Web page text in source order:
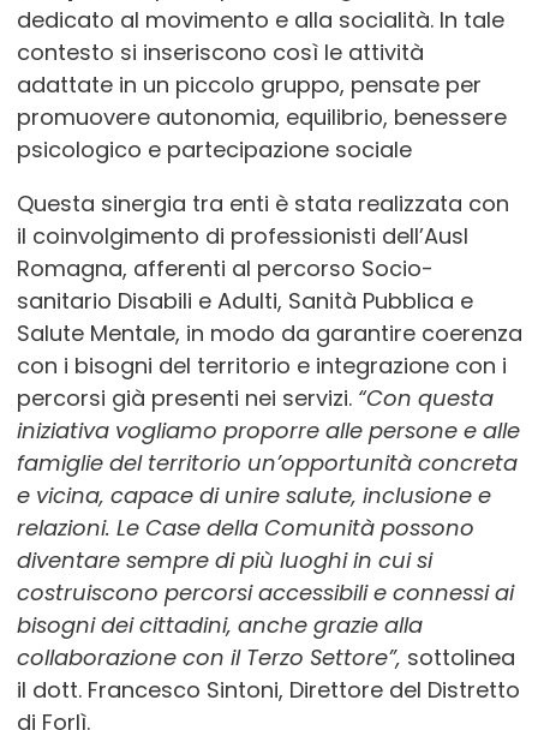
dedicato al movimento e alla socialità. In tale
contesto si inseriscono così le attività
adattate in un piccolo gruppo, pensate per
promuovere autonomia, equilibrio, benessere
psicologico e partecipazione sociale
Questa sinergia tra enti è stata realizzata con
il coinvolgimento di professionisti dell’Ausl
Romagna, afferenti al percorso Socio-
sanitario Disabili e Adulti, Sanità Pubblica e
Salute Mentale, in modo da garantire coerenza
con i bisogni del territorio e integrazione con i
percorsi già presenti nei servizi.“Con questa
iniziativa vogliamo proporre alle persone e alle
famiglie del territorio un’opportunità concreta
e vicina, capace di unire salute, inclusione e
relazioni. Le Case della Comunità possono
diventare sempre di più luoghi in cui si
costruiscono percorsi accessibili e connessi ai
bisogni dei cittadini, anche grazie alla
collaborazione con il Terzo Settore”, sottolinea
il dott. Francesco Sintoni, Direttore del Distretto
di Forlì.